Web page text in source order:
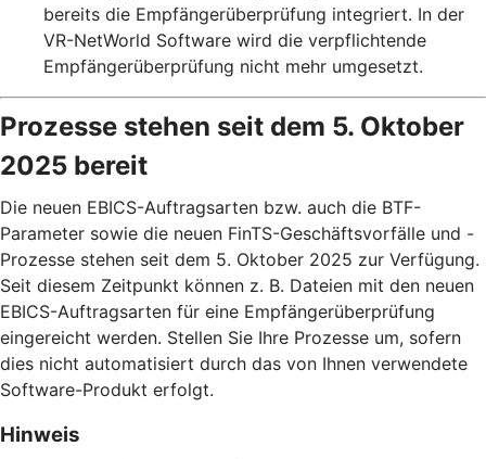
bereits die Empfängerüberprüfung integriert. In der
VR-NetWorld Software wird die verpflichtende
Empfängerüberprüfung nicht mehr umgesetzt.
Prozesse stehen seit dem 5. Oktober
2025 bereit
Die neuen EBICS-Auftragsarten bzw. auch die BTF-
Parameter sowie die neuen FinTS-Geschäftsvorfälle und -
Prozesse stehen seit dem 5. Oktober 2025 zur Verfügung.
Seit diesem Zeitpunkt können z. B. Dateien mit den neuen
EBICS-Auftragsarten für eine Empfängerüberprüfung
eingereicht werden. Stellen Sie Ihre Prozesse um, sofern
dies nicht automatisiert durch das von Ihnen verwendete
Software-Produkt erfolgt.
Hinweis